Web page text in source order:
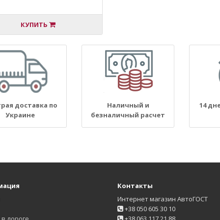
КУПИТЬ
доставка по
Украине
Наличный и
безналичный расчет
14
Контакты
Интернет магазин АвтоГОСТ
+38 050 605 30 10